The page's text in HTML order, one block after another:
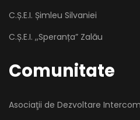
C.Ș.E.I. Șimleu Silvaniei
C.Ș.E.I. ,,Speranța” Zalău
Comunitate
Asociaţii de Dezvoltare